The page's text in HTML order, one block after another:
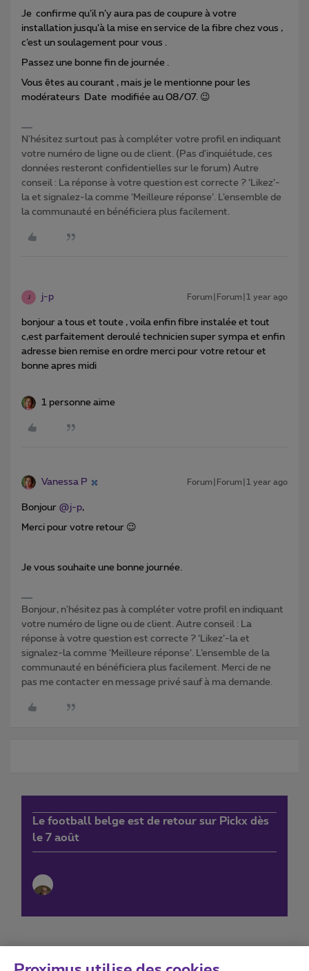
Je confirme qu’il n’y aura pas de coupure à votre
installation jusqu’à la mise en service de la fibre chez vous ,
c’est un soulagement pour vous .
Passez une bonne fin de journée .
Vous êtes au courant , mais je le mentionne pour les
modérateurs Date modifiée au 08/07. 😉
N'hésitez surtout pas à compléter votre profil en indiquant
votre numéro de ligne ou de client. (Pas d'inquiétude, ces
données resteront confidentielles sur le forum) Autre
conseil : La réponse à votre question est correcte ? ‘Likez’-
la et signalez-la comme ‘Meilleure réponse’. L’ensemble de
la communauté en bénéficiera plus facilement.
J j-p Forum|Forum|1 year ago
bonjour a tous et toute , voila enfin fibre instalée et tout
c,est parfaitement deroulé technicien super sympa et enfin
adresse bien remise en ordre merci pour votre retour et
bonne apres midi
1 personne aime
Vanessa P Forum|Forum|1 year ago
Bonjour ​ @j-p,
Merci pour votre retour 😉
Je vous souhaite une bonne journée.
Bonjour, n'hésitez pas à compléter votre profil en indiquant
votre numéro de ligne ou de client. Autre conseil : La
réponse à votre question est correcte ? ‘Likez’-la et
signalez-la comme ‘Meilleure réponse’. L’ensemble de la
communauté en bénéficiera plus facilement. Merci de ne
pas me contacter en message privé sauf à ma demande.
Le football belge est de retour sur Pickx dès
le 7 août